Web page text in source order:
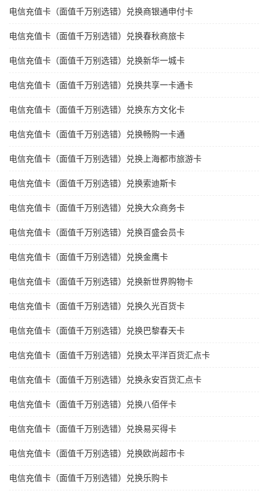
电信充值卡（面值千万别选错）兑换商银通申付卡
电信充值卡（面值千万别选错）兑换春秋商旅卡
电信充值卡（面值千万别选错）兑换新华一城卡
电信充值卡（面值千万别选错）兑换共享一卡通卡
电信充值卡（面值千万别选错）兑换东方文化卡
电信充值卡（面值千万别选错）兑换畅购一卡通
电信充值卡（面值千万别选错）兑换上海都市旅游卡
电信充值卡（面值千万别选错）兑换索迪斯卡
电信充值卡（面值千万别选错）兑换大众商务卡
电信充值卡（面值千万别选错）兑换百盛会员卡
电信充值卡（面值千万别选错）兑换金鹰卡
电信充值卡（面值千万别选错）兑换新世界购物卡
电信充值卡（面值千万别选错）兑换久光百货卡
电信充值卡（面值千万别选错）兑换巴黎春天卡
电信充值卡（面值千万别选错）兑换太平洋百货汇点卡
电信充值卡（面值千万别选错）兑换永安百货汇点卡
电信充值卡（面值千万别选错）兑换八佰伴卡
电信充值卡（面值千万别选错）兑换易买得卡
电信充值卡（面值千万别选错）兑换欧尚超市卡
电信充值卡（面值千万别选错）兑换乐购卡